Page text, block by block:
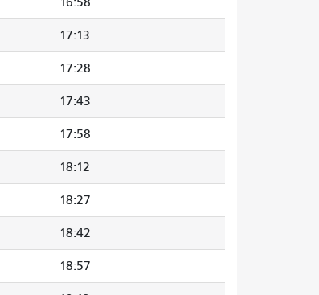
17:13
17:28
17:43
17:58
18:12
18:27
18:42
18:57